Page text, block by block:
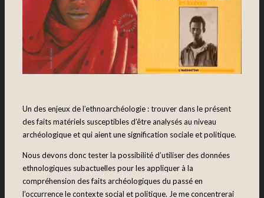
Un des enjeux de l’ethnoarchéologie : trouver dans le présent
des faits matériels susceptibles d’être analysés au niveau
archéologique et qui aient une signification sociale et politique.
Nous devons donc tester la possibilité d’utiliser des données
ethnologiques subactuelles pour les appliquer à la
compréhension des faits archéologiques du passé en
l’occurrence le contexte social et politique. Je me concentrerai